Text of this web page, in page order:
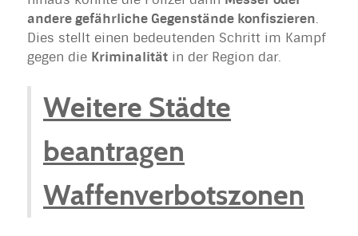
andere gefährliche Gegenstände konfiszieren.
Dies stellt einen bedeutenden Schritt im Kampf
gegen die Kriminalität in der Region dar.
Weitere Städte
beantragen
Waffenverbotszonen